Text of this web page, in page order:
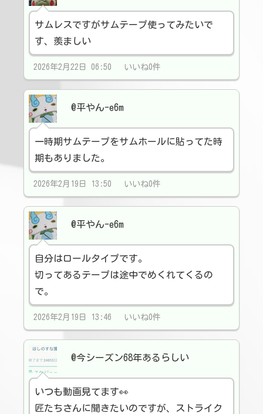
サムレスですがサムテープ使ってみたいで
す、羨ましい
2026年2月22日 06:50 いいね0件
@平やん-e6m
一時期サムテープをサムホールに貼ってた時
期もありました。
2026年2月19日 13:50 いいね0件
@平やん-e6m
自分はロールタイプです。
切ってあるテープは途中でめくれてくるの
で。
2026年2月19日 13:46 いいね0件
@今シーズン68年あるらしい
いつも動画見てます👀
匠たちさんに聞きたいのですが、ストライク